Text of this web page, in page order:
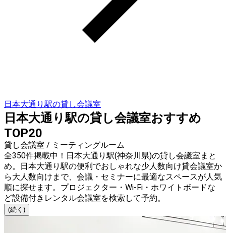
日本大通り駅の貸し会議室
日本大通り駅の貸し会議室おすすめ
TOP20
貸し会議室 / ミーティングルーム
全350件掲載中！日本大通り駅(神奈川県)の貸し会議室まと
め。日本大通り駅の便利でおしゃれな少人数向け貸会議室か
ら大人数向けまで、会議・セミナーに最適なスペースが人気
順に探せます。プロジェクター・Wi-Fi・ホワイトボードな
ど設備付きレンタル会議室を検索して予約。
(続く)